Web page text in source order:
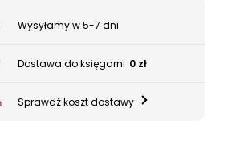
Wysyłamy w 5-7 dni
Dostawa do księgarni 0 zł
Sprawdź koszt dostawy